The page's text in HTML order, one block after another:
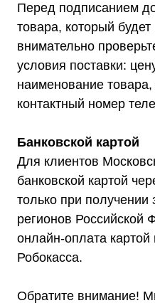
Перед подписанием
товара, который
внимательно
условия поставки:
наименование
контактный номер
Банковской картой
Для клиентов
банковской картой
только при получении
регионов Российской
онлайн-оплата
Робокасса.
Обратите внимание!
Каталог
Стабилизаторы напряжения
Однофазные стабилизаторы
Трехфазные стабилизаторы
(Т)
Стабилизаторы инверторные
Стабилизаторы серии R
Стабилизаторы в стойку Rack
Стабилизаторы настенные
Источники бесперебойного
Однофазные ИБП
ИБП постоянного тока
Комплекты ИБП и
Аксессуары